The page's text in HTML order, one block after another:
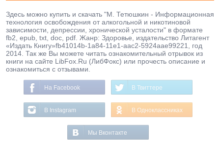
Здесь можно купить и скачать "М. Тетюшкин - Информационная
технология освобождения от алкогольной и никотиновой
зависимости, депрессии, хронической усталости" в формате
fb2, epub, txt, doc, pdf. Жанр: Здоровье, издательство Литагент
«Издать Книгу»fb41014b-1a84-11e1-aac2-5924aae99221, год
2014. Так же Вы можете читать ознакомительный отрывок из
книги на сайте LibFox.Ru (ЛибФокс) или прочесть описание и
ознакомиться с отзывами.
На Facebook В Твиттере
В Instagram В Одноклассниках
Мы Вконтакте